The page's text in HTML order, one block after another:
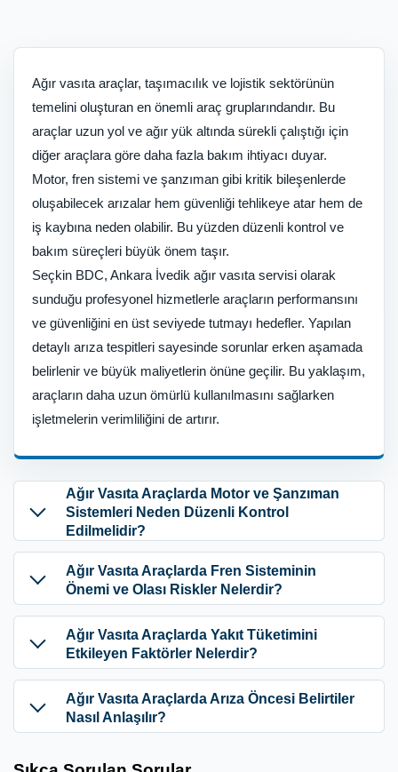
Ağır vasıta araçlar, taşımacılık ve lojistik sektörünün
temelini oluşturan en önemli araç gruplarındandır. Bu
araçlar uzun yol ve ağır yük altında sürekli çalıştığı için
diğer araçlara göre daha fazla bakım ihtiyacı duyar.
Motor, fren sistemi ve şanzıman gibi kritik bileşenlerde
oluşabilecek arızalar hem güvenliği tehlikeye atar hem de
iş kaybına neden olabilir. Bu yüzden düzenli kontrol ve
bakım süreçleri büyük önem taşır.
Seçkin BDC, Ankara İvedik ağır vasıta servisi olarak
sunduğu profesyonel hizmetlerle araçların performansını
ve güvenliğini en üst seviyede tutmayı hedefler. Yapılan
detaylı arıza tespitleri sayesinde sorunlar erken aşamada
belirlenir ve büyük maliyetlerin önüne geçilir. Bu yaklaşım,
araçların daha uzun ömürlü kullanılmasını sağlarken
işletmelerin verimliliğini de artırır.
Ağır Vasıta Araçlarda Motor ve Şanzıman
Sistemleri Neden Düzenli Kontrol
Edilmelidir?
Ağır Vasıta Araçlarda Fren Sisteminin
Önemi ve Olası Riskler Nelerdir?
Ağır Vasıta Araçlarda Yakıt Tüketimini
Etkileyen Faktörler Nelerdir?
Ağır Vasıta Araçlarda Arıza Öncesi Belirtiler
Nasıl Anlaşılır?